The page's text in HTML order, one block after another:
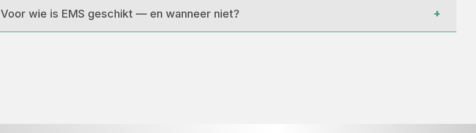
Voor wie is EMS geschikt — en wanneer niet? +